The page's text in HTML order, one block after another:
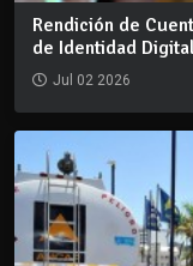
Rendición de
de Identidad
Jul 02 2026